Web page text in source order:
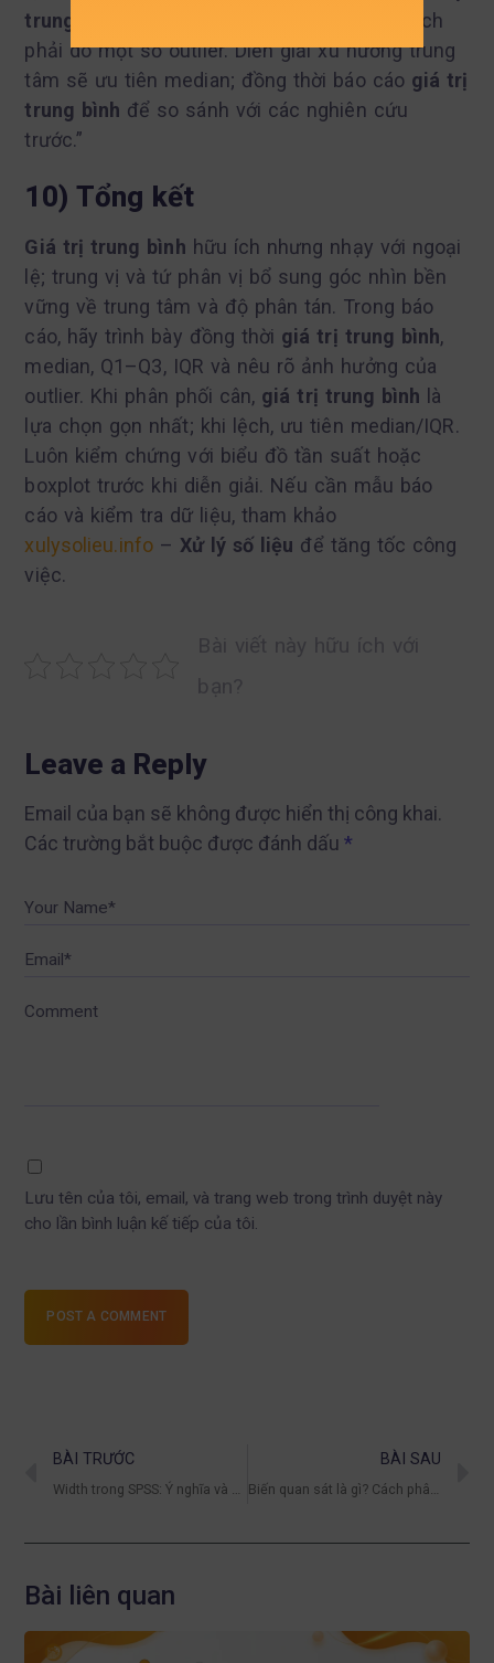
trung bình
và median cho thấy phân phối lệch
phải do một số outlier. Diễn giải xu hướng trung
tâm sẽ ưu tiên median; đồng thời báo cáo giá trị
trung bình để so sánh với các nghiên cứu
trước.”
10) Tổng kết
Giá trị trung bình hữu ích nhưng nhạy với ngoại
lệ; trung vị và tứ phân vị bổ sung góc nhìn bền
vững về trung tâm và độ phân tán. Trong báo
cáo, hãy trình bày đồng thời giá trị trung bình,
median, Q1–Q3, IQR và nêu rõ ảnh hưởng của
outlier. Khi phân phối cân, giá trị trung bình là
lựa chọn gọn nhất; khi lệch, ưu tiên median/IQR.
Luôn kiểm chứng với biểu đồ tần suất hoặc
boxplot trước khi diễn giải. Nếu cần mẫu báo
cáo và kiểm tra dữ liệu, tham khảo
xulysolieu.info– Xử lý số liệu để tăng tốc công
việc.
Leave a Reply
Email của bạn sẽ không được hiển thị công khai.
Các trường bắt buộc được đánh dấu*
Your Name*
Email*
Comment
Lưu tên của tôi, email, và trang web trong trình duyệt này
cho lần bình luận kế tiếp của tôi.
POST A COMMENT
BÀI TRƯỚC BÀI SAU
Bài liên quan